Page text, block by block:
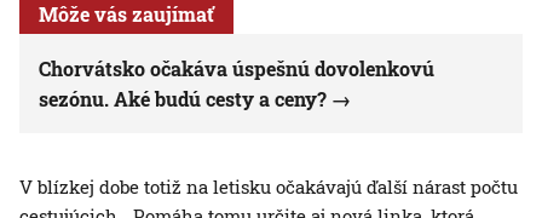
Môže vás zaujímať
Chorvátsko očakáva úspešnú dovolenkovú
sezónu. Aké budú cesty a ceny?
V blízkej dobe totiž na letisku očakávajú ďalší nárast počtu